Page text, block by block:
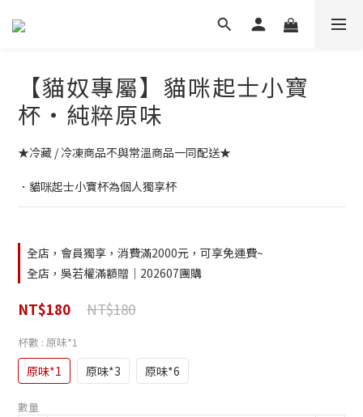
【貓奴專屬】貓咪起士小寶
杯‧純粹原味
★冷藏 / 冷凍商品不與常溫商品一同配送★
．貓咪起士小寶杯為個人獨享杯
全店，會員獨享，消費滿2000元，可享免運費~
全店，吳若權滿額贈｜202607團購
NT$180
NT$180
杯數 : 原味*1
原味*1 原味*3 原味*6
數量